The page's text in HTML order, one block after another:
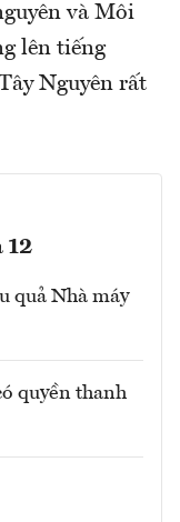
và Môi
lên tiếng
Nguyên rất
12
quả Nhà máy
quyền thanh